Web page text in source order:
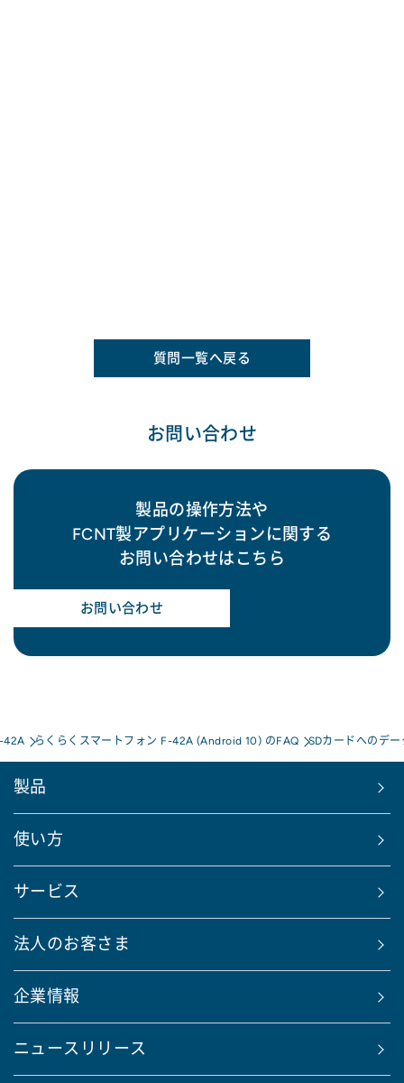
質問一覧へ戻る
お問い合わせ
製品の操作方法や
FCNT製アプリケーションに関する
お問い合わせはこちら
お問い合わせ
42A らくらくスマートフォン F-42A (Android 10) のFAQ SDカードへのデ
製品
使い方
サービス
法人のお客さま
企業情報
ニュースリリース